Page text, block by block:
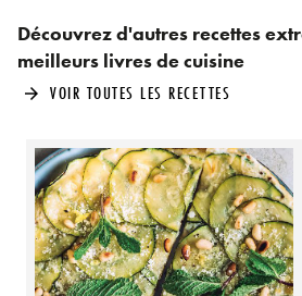
Découvrez d'autres recettes
meilleurs livres de cuisine
arrow_forward VOIR TOUTES LES RECETTES